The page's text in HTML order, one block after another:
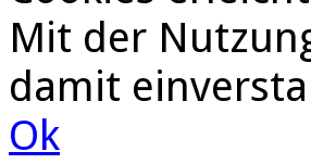
Mit der
damit
Ok